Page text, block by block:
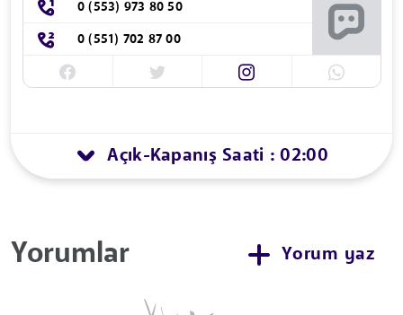
0 (553) 973 80 50
0 (551) 702 87 00
Açık-Kapanış Saati : 02:00
Yorumlar Yorum yaz